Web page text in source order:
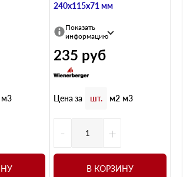
м3
240х115х71 мм
Показать
информацию
235 руб
Цена за шт. м2 м3
- +
В КОРЗИНУ